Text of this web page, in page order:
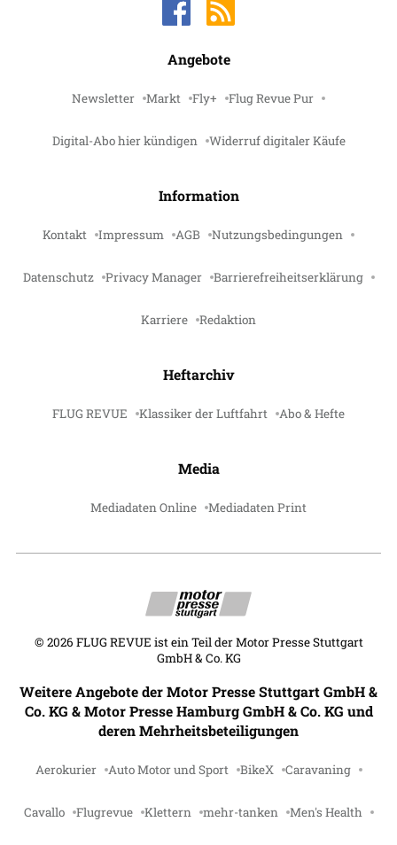
Angebote
Newsletter Markt Fly+ Flug Revue Pur
Digital-Abo hier kündigen Widerruf digitaler Käufe
Information
Kontakt Impressum AGB Nutzungsbedingungen
Datenschutz Privacy Manager Barrierefreiheitserklärung
Karriere Redaktion
Heftarchiv
FLUG REVUE Klassiker der Luftfahrt Abo & Hefte
Media
Mediadaten Online Mediadaten Print
© 2026 FLUG REVUE ist ein Teil der Motor Presse Stuttgart
GmbH & Co. KG
Weitere Angebote der Motor Presse Stuttgart GmbH &
Co. KG & Motor Presse Hamburg GmbH & Co. KG und
deren Mehrheitsbeteiligungen
Aerokurier Auto Motor und Sport BikeX Caravaning
Cavallo Flugrevue Klettern mehr-tanken Men's Health